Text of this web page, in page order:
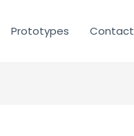
Prototypes Contact